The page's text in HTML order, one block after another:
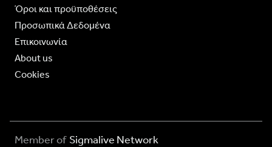
Όροι και προϋποθέσεις
Προσωπικά Δεδομένα
Επικοινωνία
About us
Cookies
Member of Sigmalive Network